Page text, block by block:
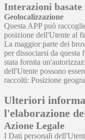
Interazioni basate
Geolocalizzazione
Questa APP può
posizione dell'Utente al
La maggior parte dei
per dissociarsi da questa
stata fornita
dell'Utente possono
raccolti: Posizione
Ulteriori
l'elaborazione
Azione Legale
I Dati personali